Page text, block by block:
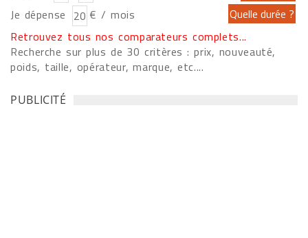
Je dépense
€ / mois
Retrouvez tous nos comparateurs complets...
Recherche sur plus de 30 critères : prix, nouveauté,
poids, taille, opérateur, marque, etc....
PUBLICITÉ